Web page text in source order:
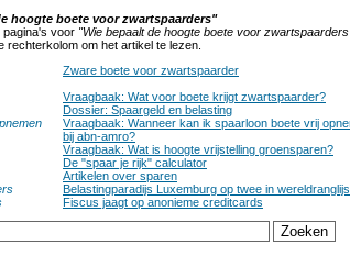
hoogte boete voor zwartspaarders"
pagina's voor "Wie bepaalt de hoogte boete voor
om het artikel te lezen.
Zware boete voor zwartspaarder
Vraagbaak: Wat voor boete krijgt zwartspaarder?
Dossier: Spaargeld en belasting
Vraagbaak: Wanneer kan ik spaarloon boete vrij
bij abn-amro?
Vraagbaak: Wat is hoogte vrijstelling groensparen?
De "spaar je rijk" calculator
Artikelen over sparen
Belastingparadijs Luxemburg op twee in
Fiscus jaagt op anonieme creditcards